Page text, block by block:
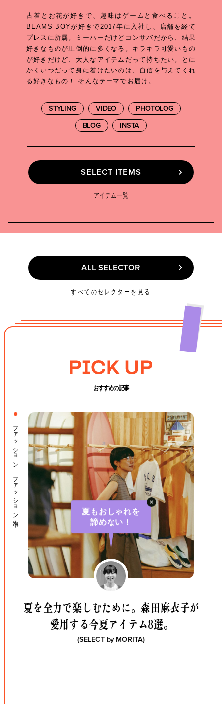
古着とお花が好きで、趣味はゲームと食べること。
BEAMS BOYが好きで2017年に入社し、店舗を経て
プレスに所属。ミーハーだけどコンサバだから、結果
好きなものが圧倒的に多くなる。キラキラ可愛いもの
が好きだけど、大人なアイテムだって持ちたい。とに
かくいつだって身に着けたいのは、自信を与えてくれ
る好きなもの！ そんなテーマでお届け。
STYLING VIDEO
PHOTOLOG
BLOG
INSTA
SELECT ITEMS
SELECT ITEMS
アイテム一覧
ALL SELECTOR
ALL SELECTOR
すべてのセレクターを見る
おすすめの記事
夏もおしゃれを
諦めない！
夏を全力で楽しむために。森田麻衣子が
愛用する今夏アイテム8選。
(SELECT by MORITA)
ファッション ファッション小物